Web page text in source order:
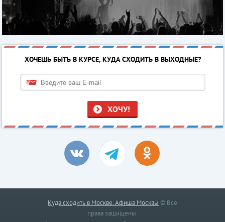
ХОЧЕШЬ БЫТЬ В КУРСЕ, КУДА СХОДИТЬ В ВЫХОДНЫЕ?
ХОЧУ!
Куда сходить в Москве. Афиша Москвы © Все
права защищены.